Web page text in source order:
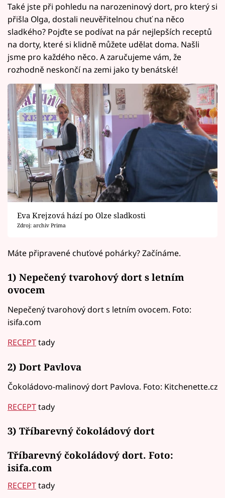
Také jste při pohledu na narozeninový dort, pro který si
přišla Olga, dostali neuvěřitelnou chuť na něco
sladkého? Pojďte se podívat na pár nejlepších receptů
na dorty, které si klidně můžete udělat doma. Našli
jsme pro každého něco. A zaručujeme vám, že
rozhodně neskončí na zemi jako ty benátské!
Eva Krejzová hází po Olze sladkosti
Zdroj: archiv Prima
Máte připravené chuťové pohárky? Začínáme.
1) Nepečený tvarohový dort s letním
ovocem
Nepečený tvarohový dort s letním ovocem. Foto:
isifa.com
RECEPTtady
2) Dort Pavlova
Čokoládovo-malinový dort Pavlova. Foto: Kitchenette.cz
RECEPTtady
3) Tříbarevný čokoládový dort
Tříbarevný čokoládový dort. Foto:
isifa.com
RECEPTtady